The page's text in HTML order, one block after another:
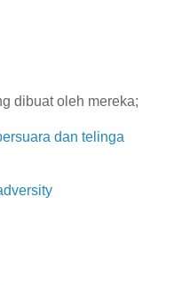
dibuat oleh mereka;
dan telinga